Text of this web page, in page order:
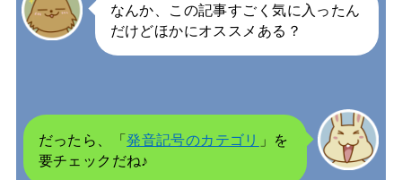
なんか、この記事すごく気に入ったん
だけどほかにオススメある？
だったら、「発音記号のカテゴリ 」を
要チェックだね♪